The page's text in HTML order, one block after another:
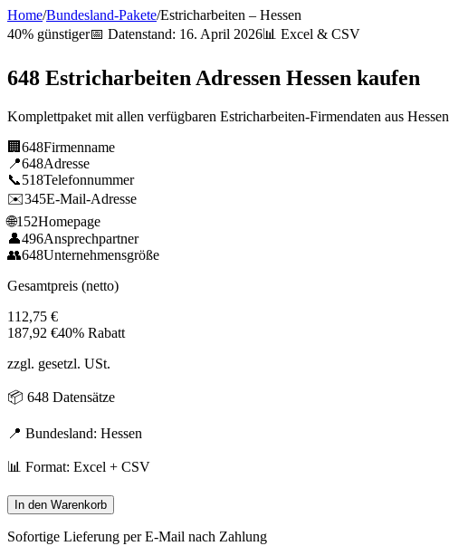
Home/Bundesland-Pakete/Estricharbeiten – Hessen
40% günstiger📅 Datenstand: 16. April 2026📊 Excel & CSV
648 Estricharbeiten Adressen Hessen kaufen
Komplettpaket mit allen verfügbaren Estricharbeiten-Firmendaten aus Hessen
🏢 648Firmenname
📍648Adresse
📞518Telefonnummer
✉️345E-Mail-Adresse
🌐152Homepage
👤496Ansprechpartner
👥648Unternehmensgröße
Gesamtpreis (netto)
112,75 €
187,92 €40% Rabatt
zzgl. gesetzl. USt.
📦 648 Datensätze
📍 Bundesland: Hessen
📊 Format: Excel + CSV
In den Warenkorb
Sofortige Lieferung per E-Mail nach Zahlung